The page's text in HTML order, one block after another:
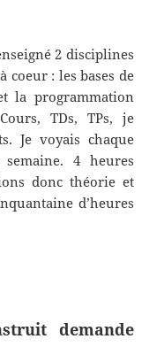
2 disciplines
: les bases de
la programmation
TDs, TPs, je
Je voyais chaque
4 heures
donc théorie et
d’heures
demande